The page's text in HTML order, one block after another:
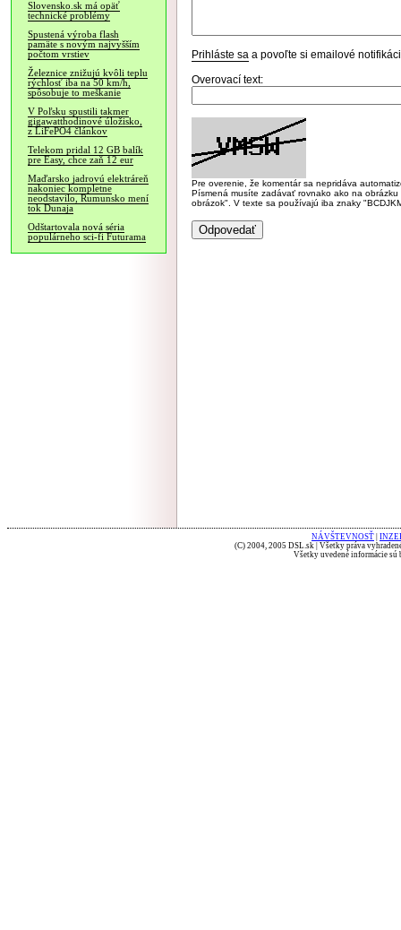
Slovensko.sk má opäť
technické problémy
Spustená výroba flash
pamäte s novým najvyšším
počtom vrstiev
Železnice znižujú kvôli teplu
rýchlosť iba na 50 km/h,
spôsobuje to meškanie
V Poľsku spustili takmer
gigawatthodinové úložisko,
z LiFePO4 článkov
Telekom pridal 12 GB balík
pre Easy, chce zaň 12 eur
Maďarsko jadrovú elektráreň
nakoniec kompletne
neodstavilo, Rumunsko mení
tok Dunaja
Odštartovala nová séria
populárneho sci-fi Futurama
Prihláste sa a povoľte si emailové
Overovací text:
Pre overenie, že komentár sa nepridáva
Písmená musíte zadávať rovnako ako na
obrázok". V texte sa používajú iba znaky
NÁVŠTEVNOSŤ
(C) 2004, 2005 DSL.sk | Všetky práva
Všetky uvedené informácie sú